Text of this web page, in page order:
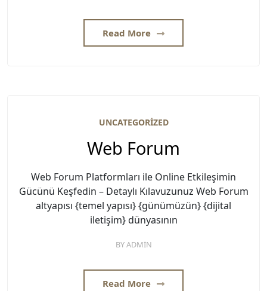
Read More
UNCATEGORIZED
Web Forum
Web Forum Platformları ile Online Etkileşimin
Gücünü Keşfedin – Detaylı Kılavuzunuz Web Forum
altyapısı {temel yapısı} {günümüzün} {dijital
iletişim} dünyasının
BYADMIN
Read More